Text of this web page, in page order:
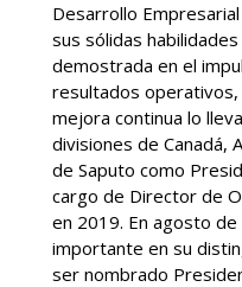
Desarrollo
sus sólidas
demostrada en el
resultados operativos,
mejora continua lo
divisiones de Canadá,
de Saputo como
cargo de Director de
en 2019. En agosto
importante en su
ser nombrado